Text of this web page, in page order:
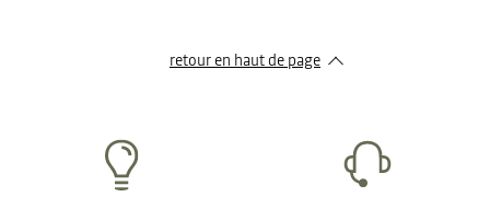
retour en haut de page​